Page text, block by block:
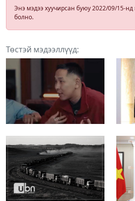
Энэ мэдээ хуучирсан буюу 2022/09/15-нд
болно.
Төстэй мэдээллүүд: